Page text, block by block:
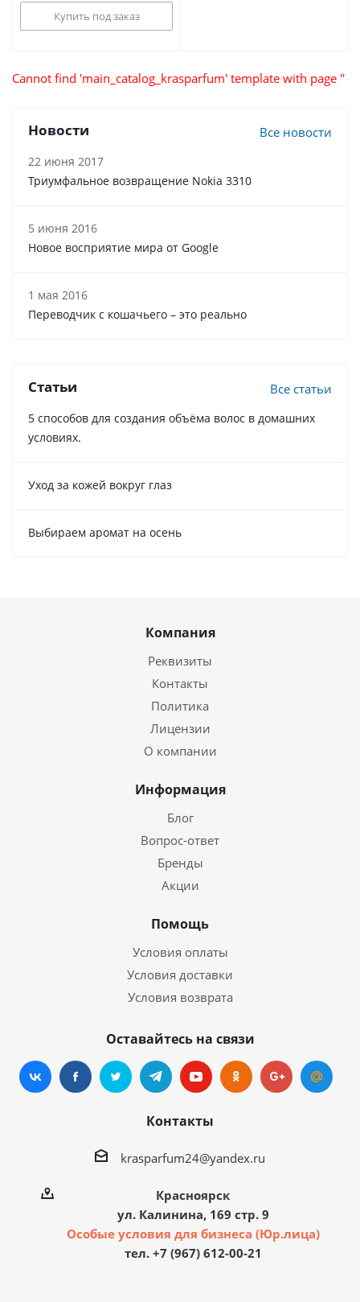
Купить под заказ
Cannot find 'main_catalog_krasparfum' template with page ''
Новости Все новости
22 июня 2017
Триумфальное возвращение Nokia 3310
5 июня 2016
Новое восприятие мира от Google
1 мая 2016
Переводчик с кошачьего – это реально
Статьи Все статьи
5 способов для создания объёма волос в домашних
условиях.
Уход за кожей вокруг глаз
Выбираем аромат на осень
Компания
Реквизиты
Контакты
Политика
Лицензии
О компании
Информация
Блог
Вопрос-ответ
Бренды
Акции
Помощь
Условия оплаты
Условия доставки
Условия возврата
Оставайтесь на связи
Контакты
krasparfum24@yandex.ru
Красноярск
ул. Калинина, 169 стр. 9
Особые условия для бизнеса (Юр.лица)
тел. +7 (967) 612-00-21